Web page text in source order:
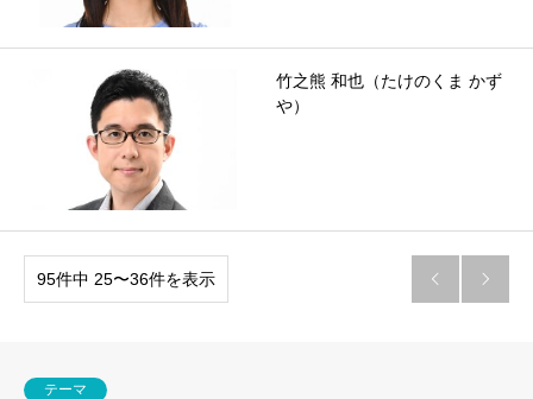
竹之熊 和也（たけのくま かず
や）
95件中 25〜36件を表示  
テーマ